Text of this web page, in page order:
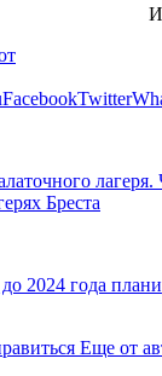
FacebookTwitter
Бреста
2024 года
Еще от